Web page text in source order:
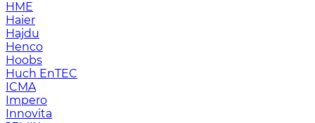
HME
Haier
Hajdu
Henco
Hoobs
Huch EnTEC
ICMA
Impero
Innovita